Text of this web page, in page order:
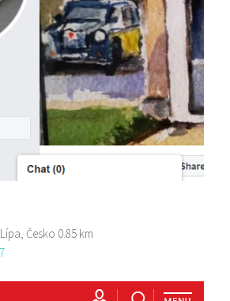
Česko 0.85 km